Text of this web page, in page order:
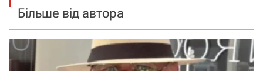
Більше від автора